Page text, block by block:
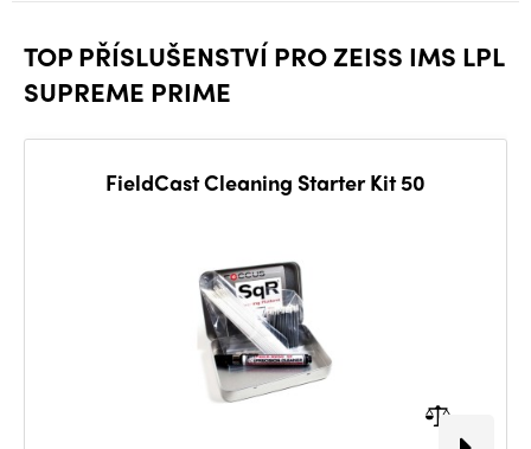
TOP PŘÍSLUŠENSTVÍ PRO ZEISS IMS LPL
SUPREME PRIME
FieldCast Cleaning Starter Kit 50